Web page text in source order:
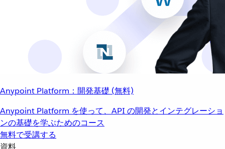
Anypoint Platform：開発基礎 (無料)
Anypoint Platform を使って、API の開発とインテグレーショ
ンの基礎を学ぶためのコース
無料で受講する
資料